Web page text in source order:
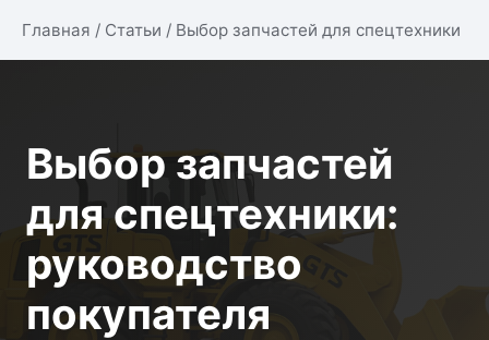
Главная / Статьи / Выбор запчастей для спецтехники
Выбор запчастей
для спецтехники:
руководство
покупателя